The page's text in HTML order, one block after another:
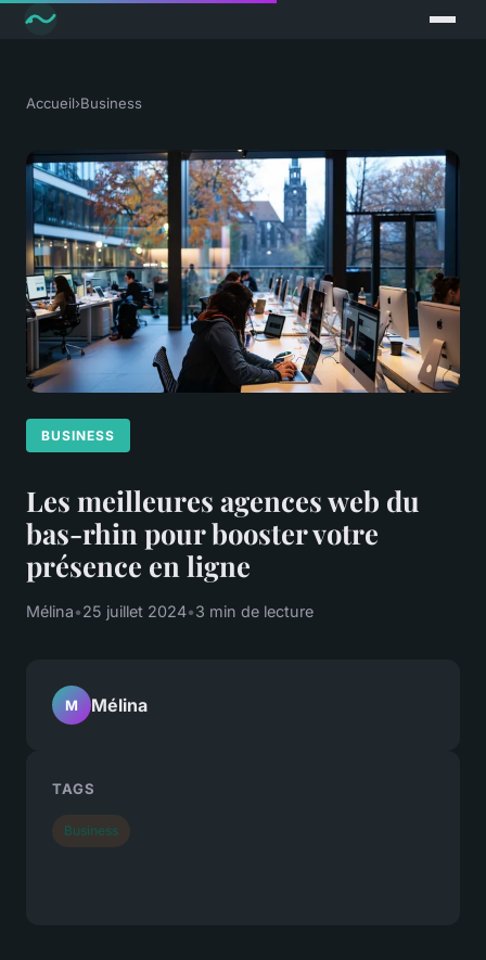
Accueil›Business
BUSINESS
Les meilleures agences web du
bas-rhin pour booster votre
présence en ligne
Mélina•25 juillet 2024•3 min de lecture
M Mélina
TAGS
Business